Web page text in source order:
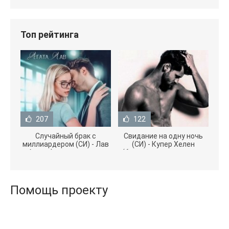
Топ рейтинга
207
Случайный брак с
миллиардером (СИ) - Лав
Агата (полная версия
122
Свидание на одну ночь
(СИ) - Купер Хелен
(бесплатные серии книг
Помощь проекту